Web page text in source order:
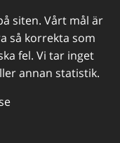
siten. Vårt mål är
så korrekta som
fel. Vi tar inget
annan statistik.